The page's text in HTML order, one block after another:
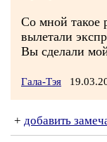
Со мной такое
вылетали
Вы сделали
Гала-Тэя
+ добавить